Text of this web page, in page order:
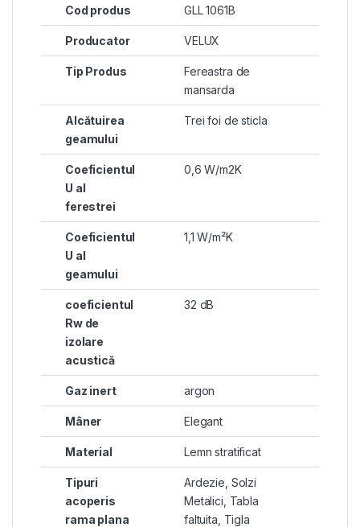
Cod produs GLL 1061B
Producator VELUX
Tip Produs
Fereastra de
mansarda
Alcătuirea
geamului
Trei foi de sticla
Coeficientul
U al
ferestrei
0,6 W/m2K
Coeficientul
U al
geamului
1,1 W/m²K
coeficientul
Rw de
izolare
acustică
32 dB
Gaz inert argon
Mâner Elegant
Material Lemn stratificat
Tipuri
acoperis
rama plana
Ardezie Solzi
Metalici Tabla
faltuita Tigla